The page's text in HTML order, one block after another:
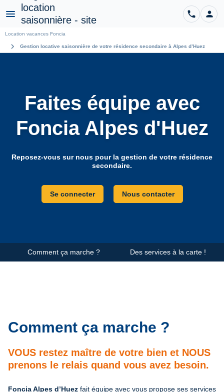
Menu phone person
Location vacances Foncia
chevron_right Gestion locative saisonnière de votre résidence secondaire à Alpes d’Huez
Faites équipe avec
Foncia Alpes d'Huez
Reposez-vous sur nous pour la gestion de votre résidence
secondaire.
Se connecter Nous contacter
Comment ça marche ? Des services à la carte !
Comment ça marche ?
VOUS restez maître de votre bien et NOUS
prenons le relais quand vous avez besoin.
Foncia Alpes d’Huez fait équipe avec vous propose ses services